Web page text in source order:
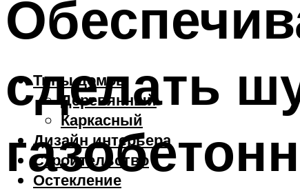
Типы домов
Деревянный
Каркасный
Дизайн интерьера
Строительство
Остекление
сделать